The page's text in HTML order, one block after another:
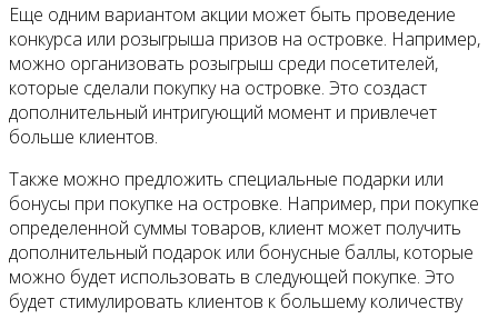
Еще одним вариантом акции может быть проведение
конкурса или розыгрыша призов на островке. Например,
можно организовать розыгрыш среди посетителей,
которые сделали покупку на островке. Это создаст
дополнительный интригующий момент и привлечет
больше клиентов.
Также можно предложить специальные подарки или
бонусы при покупке на островке. Например, при покупке
определенной суммы товаров, клиент может получить
дополнительный подарок или бонусные баллы, которые
можно будет использовать в следующей покупке. Это
будет стимулировать клиентов к большему количеству